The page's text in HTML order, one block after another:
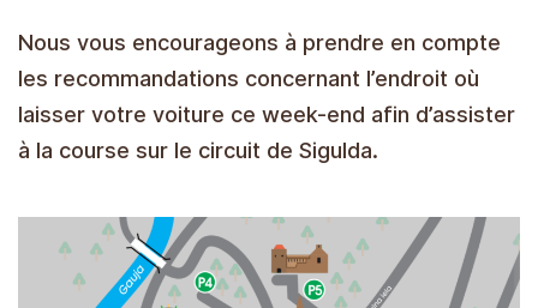
Nous vous encourageons à prendre en compte
les recommandations concernant l’endroit où
laisser votre voiture ce week-end afin d’assister
à la course sur le circuit de Sigulda.